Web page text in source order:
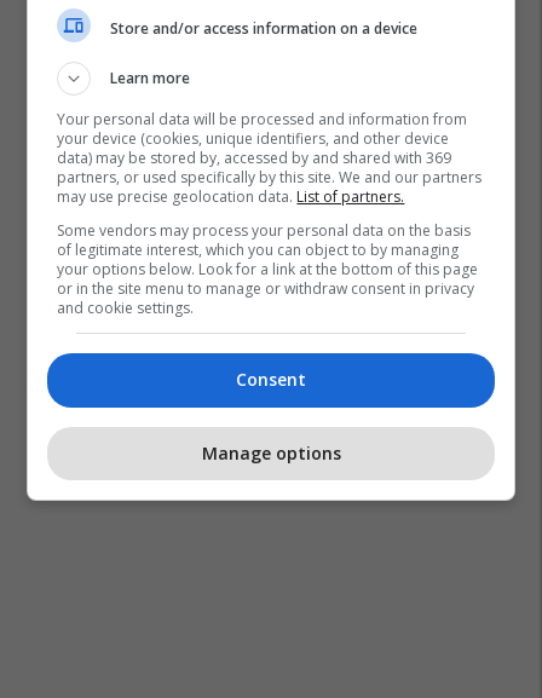
Store and/or access information on a device
Learn more
Your personal data will be processed and information from
your device (cookies, unique identifiers, and other device
data) may be stored by, accessed by and shared with 369
partners, or used specifically by this site. We and our partners
may use precise geolocation data. List of partners.
Some vendors may process your personal data on the basis
of legitimate interest, which you can object to by managing
your options below. Look for a link at the bottom of this page
or in the site menu to manage or withdraw consent in privacy
and cookie settings.
Consent
Manage options